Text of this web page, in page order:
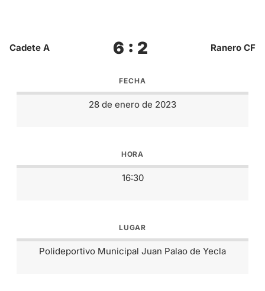
Cadete A 6 : 2 Ranero CF
FECHA
28 de enero de 2023
HORA
16:30
LUGAR
Polideportivo Municipal Juan Palao de Yecla